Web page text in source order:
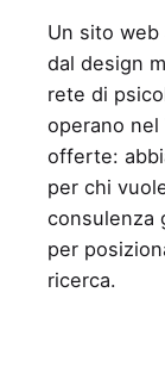
Un sito
dal design
rete di
operano nel
offerte:
per chi
consulenza
per
ricerca.